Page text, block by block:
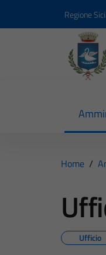
Regione
Home /
Ufficio